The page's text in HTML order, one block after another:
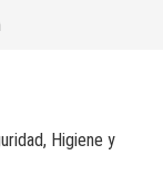
Higiene y